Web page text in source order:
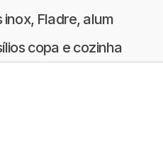
inox, Fladre, alum
copa e cozinha